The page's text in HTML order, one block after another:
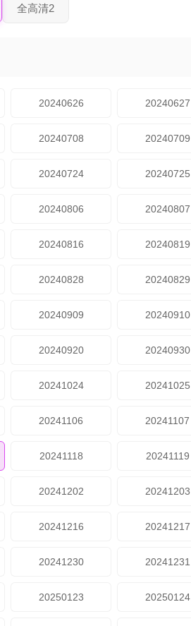
全高清2
20240626 20240627
20240708 20240709
20240724 20240725
20240806 20240807
20240816 20240819
20240828 20240829
20240909 20240910
20240920 20240930
20241024 20241025
20241106 20241107
20241118 20241119
20241202 20241203
20241216 20241217
20241230 20241231
20250123 20250124